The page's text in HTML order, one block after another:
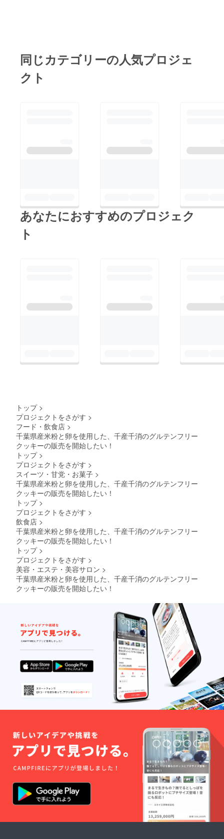
同じカテゴリーの人気プロジェ
クト
あなたにおすすめのプロジェク
ト
トップ >
プロジェクトをさがす >
フード・飲食店 >
千葉県産米粉と卵を使用した、千産千消のグルテンフリー
クッキーの販売を開始したい！
トップ >
プロジェクトをさがす >
スイーツ・甘党・お菓子 >
千葉県産米粉と卵を使用した、千産千消のグルテンフリー
クッキーの販売を開始したい！
トップ >
プロジェクトをさがす >
飲食店 >
千葉県産米粉と卵を使用した、千産千消のグルテンフリー
クッキーの販売を開始したい！
トップ >
プロジェクトをさがす >
美容・エステ・美容サロン >
千葉県産米粉と卵を使用した、千産千消のグルテンフリー
クッキーの販売を開始したい！